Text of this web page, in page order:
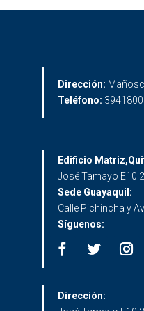
Dirección:
Teléfono:
Edificio
José Tamayo E10
Sede Guayaquil:
Calle Pichincha y
Síguenos:
Dirección: